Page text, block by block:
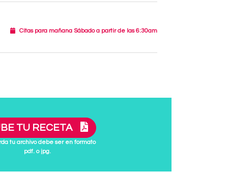
Citas para mañana Sábado a partir de las 6:30am
TU RECETA
tu archivo debe ser en formato
pdf. o jpg.